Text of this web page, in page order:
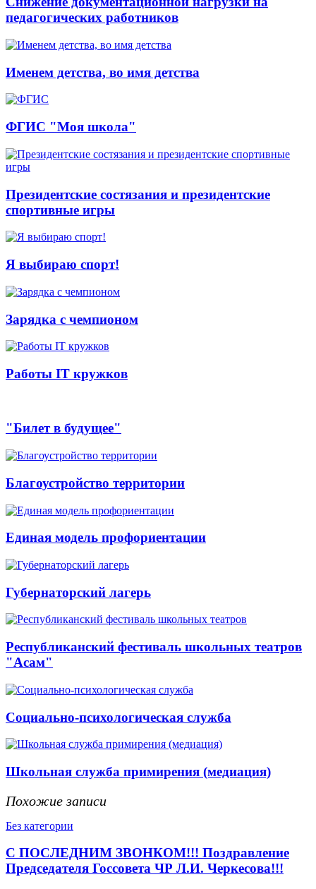
педагогических работников
Именем детства, во имя детства
ФГИС "Моя школа"
Президентские состязания и президентские
спортивные игры
Я выбираю спорт!
Зарядка с чемпионом
Работы IT кружков
"Билет в будущее"
Благоустройство территории
Единая модель профориентации
Губернаторский лагерь
Республиканский фестиваль школьных театров
"Асам"
Социально-психологическая служба
Школьная служба примирения (медиация)
Похожие записи
Без категории
С ПОСЛЕДНИМ ЗВОНКОМ!!! Поздравление
Председателя Госсовета ЧР Л.И. Черкесова!!!